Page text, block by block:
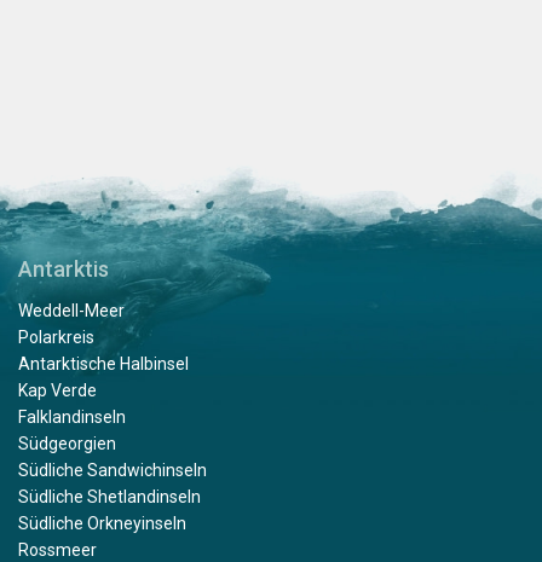
Antarktis
Weddell-Meer
Polarkreis
Antarktische Halbinsel
Kap Verde
Falklandinseln
Südgeorgien
Südliche Sandwichinseln
Südliche Shetlandinseln
Südliche Orkneyinseln
Rossmeer